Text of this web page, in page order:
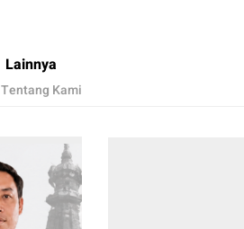
Lainnya
Tentang Kami